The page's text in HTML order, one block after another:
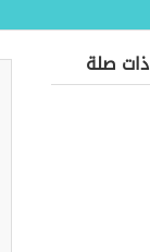
ذات صلة